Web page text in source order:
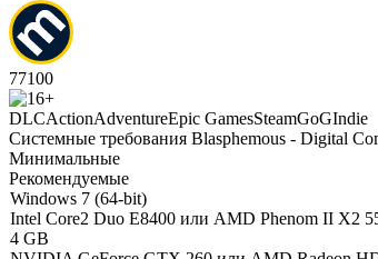
77100
DLCActionAdventureEpic GamesSteamGoGIndie
Системные требования Blasphemous - Digital
Минимальные
Рекомендуемые
Windows 7 (64-bit)
Intel Core2 Duo E8400 или AMD Phenom II X2
4 GB